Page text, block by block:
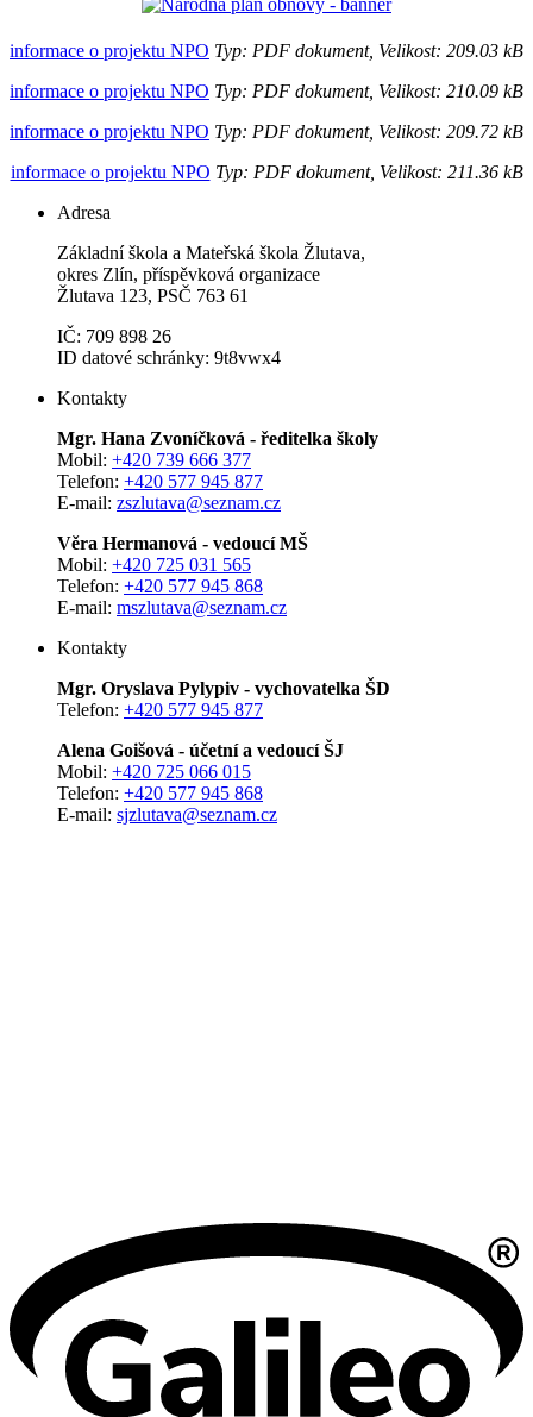
informace o projektu NPO Typ: PDF dokument, Velikost: 209.03 kB
informace o projektu NPO Typ: PDF dokument, Velikost: 210.09 kB
informace o projektu NPO Typ: PDF dokument, Velikost: 209.72 kB
informace o projektu NPO Typ: PDF dokument, Velikost: 211.36 kB
Adresa
Základní škola a Mateřská škola Žlutava,
okres Zlín, příspěvková organizace
Žlutava 123, PSČ 763 61
IČ: 709 898 26
ID datové schránky: 9t8vwx4
Kontakty
Mgr. Hana Zvoníčková - ředitelka školy
Mobil: +420 739 666 377
Telefon: +420 577 945 877
E-mail: zszlutava@seznam.cz
Věra Hermanová - vedoucí MŠ
Mobil: +420 725 031 565
Telefon: +420 577 945 868
E-mail: mszlutava@seznam.cz
Kontakty
Mgr. Oryslava Pylypiv - vychovatelka ŠD
Telefon: +420 577 945 877
Alena Goišová - účetní a vedoucí ŠJ
Mobil: +420 725 066 015
Telefon: +420 577 945 868
E-mail: sjzlutava@seznam.cz